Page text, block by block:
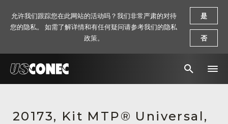
解决方案
20173, Kit MTP® Universal,
允许我们跟踪您在此网站的活动吗？我们非常严肃的对待
您的隐私。 如需了解详情和有任何疑问请参考我们的隐私
政策。
是
否